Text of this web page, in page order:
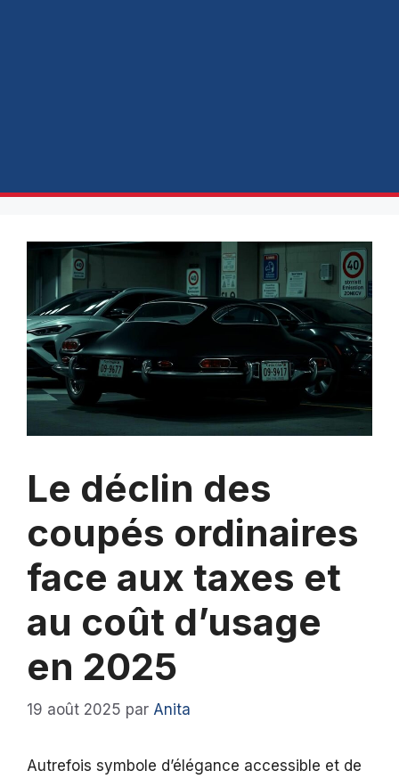
Le déclin des
coupés ordinaires
face aux taxes et
au coût d’usage
en 2025
19 août 2025 par Anita
Autrefois symbole d’élégance accessible et de